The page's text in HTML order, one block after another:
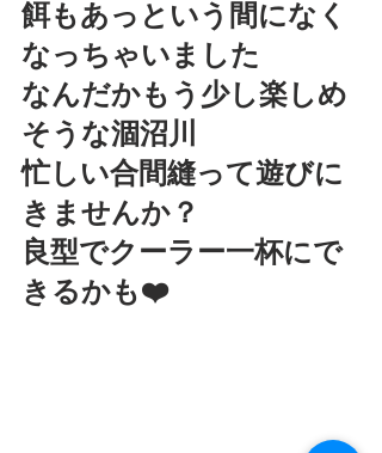
餌もあっという間になく
なっちゃいました
なんだかもう少し楽しめ
そうな涸沼川
忙しい合間縫って遊びに
きませんか？
良型でクーラー一杯にで
きるかも❤️